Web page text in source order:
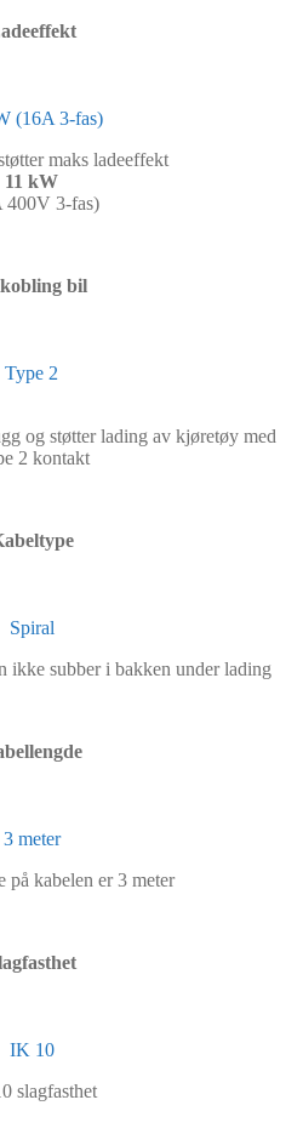
(16A 3-fas)
maks ladeeffekt
11 kW
400V 3-fas)
bil
Type 2
og støtter lading av kjøretøy med
2 kontakt
Spiral
ikke subber i bakken under lading
3 meter
på kabelen er 3 meter
IK 10
slagfasthet